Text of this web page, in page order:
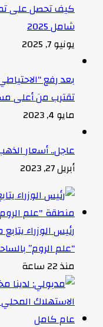
كيف تحصل على
شامل 2025
يونيو 7, 2025
بعد رفع
تقترب من أعلى
مايو 4, 2023
عاجل.. أسعار الذهب تتجاوز
أبريل 27, 2023
رئيس الوزراء
“علم الروم”
منذ 22 ساعة